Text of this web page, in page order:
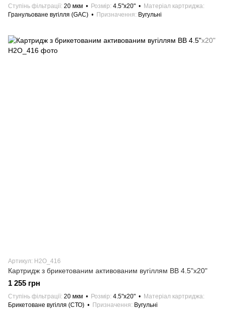
Ступінь фільтрації 20 мкм Розмір 4.5"х20"
Матеріал картриджа
Гранульоване вугілля (GAC)
Призначення Вугульні
Артикул: H2О_416
Картридж з брикетованим активованим вугіллям ВВ 4.5"х20"
1 255 грн
Ступінь фільтрації 20 мкм Розмір 4.5"х20"
Матеріал картриджа
Брикетоване вугілля (СТО)
Призначення Вугульні